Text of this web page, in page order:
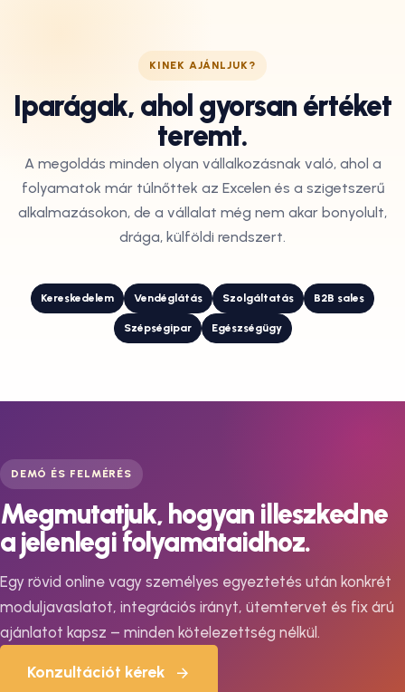
KINEK AJÁNLJUK?
Iparágak, ahol gyorsan értéket
teremt.
A megoldás minden olyan vállalkozásnak való, ahol a
folyamatok már túlnőttek az Excelen és a szigetszerű
alkalmazásokon, de a vállalat még nem akar bonyolult,
drága, külföldi rendszert.
Kereskedelem Vendéglátás Szolgáltatás B2B sales
Szépségipar Egészségügy
DEMÓ ÉS FELMÉRÉS
Megmutatjuk, hogyan illeszkedne
a jelenlegi folyamataidhoz.
Egy rövid online vagy személyes egyeztetés után konkrét
moduljavaslatot, integrációs irányt, ütemtervet és fix árú
ajánlatot kapsz – minden kötelezettség nélkül.
Konzultációt kérek